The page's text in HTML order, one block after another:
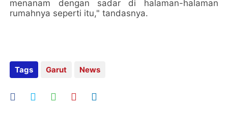
menanam dengan sadar di halaman-halaman
rumahnya seperti itu," tandasnya.
Tags Garut News